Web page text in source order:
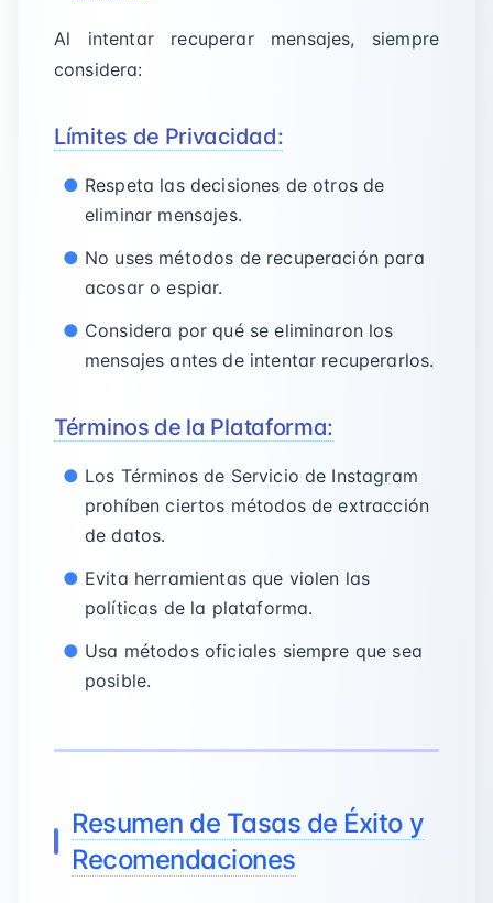
Al intentar recuperar mensajes, siempre
considera:
Límites de Privacidad:
Respeta las decisiones de otros de
eliminar mensajes.
No uses métodos de recuperación para
acosar o espiar.
Considera por qué se eliminaron los
mensajes antes de intentar recuperarlos.
Términos de la Plataforma:
Los Términos de Servicio de Instagram
prohíben ciertos métodos de extracción
de datos.
Evita herramientas que violen las
políticas de la plataforma.
Usa métodos oficiales siempre que sea
posible.
Resumen de Tasas de Éxito y
Recomendaciones